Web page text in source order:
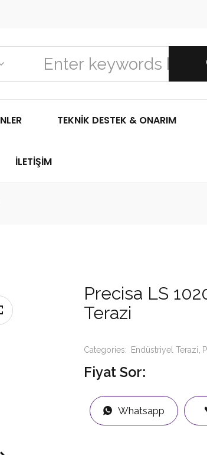
TEKNIK DESTEK & ONARIM
İLETIŞIM
Precisa LS
Terazi
Categories: Endüstriyel Terazi
Fiyat Sor:
Whatsapp